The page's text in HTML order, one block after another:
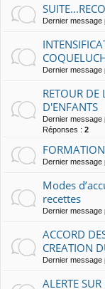
Dernier message
Dernier message
RETOUR DE
D'ENFANTS
Dernier message
Réponses : 2
Dernier message
Modes
recettes
Dernier message
ACCORD
CREATION
Dernier message
ALERTE